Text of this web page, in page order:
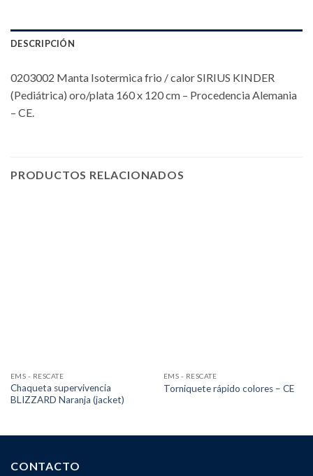
DESCRIPCIÓN
0203002 Manta Isotermica frio / calor SIRIUS KINDER
(Pediátrica) oro/plata 160 x 120 cm – Procedencia Alemania
– CE.
PRODUCTOS RELACIONADOS
EMS - RESCATE
Chaqueta supervivencia
BLIZZARD Naranja (jacket)
EMS - RESCATE
Torniquete rápido colores – CE
CONTACTO